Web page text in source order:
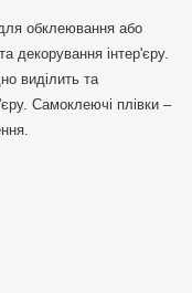
обклеювання або
декорування інтер'єру.
виділить та
Самоклеючі плівки –